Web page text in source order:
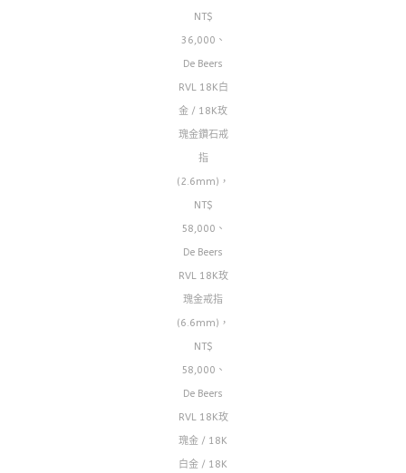
NT$
36,000、
De Beers
RVL 18K白
金 / 18K玫
瑰金鑽石戒
指
(2.6mm)，
NT$
58,000、
De Beers
RVL 18K玫
瑰金戒指
(6.6mm)，
NT$
58,000、
De Beers
RVL 18K玫
瑰金 / 18K
白金 / 18K